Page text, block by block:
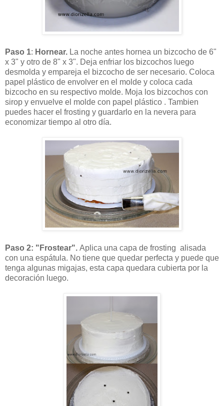
Paso 1: Hornear. La noche antes hornea un bizcocho de 6"
x 3" y otro de 8" x 3". Deja enfriar los bizcochos luego
desmolda y empareja el bizcocho de ser necesario. Coloca
papel plástico de envolver en el molde y coloca cada
bizcocho en su respectivo molde. Moja los bizcochos con
sirop y envuelve el molde con papel plástico . Tambien
puedes hacer el frosting y guardarlo en la nevera para
economizar tiempo al otro día.
Paso 2: "Frostear". Aplica una capa de frosting alisada
con una espátula. No tiene que quedar perfecta y puede que
tenga algunas migajas, esta capa quedara cubierta por la
decoración luego.